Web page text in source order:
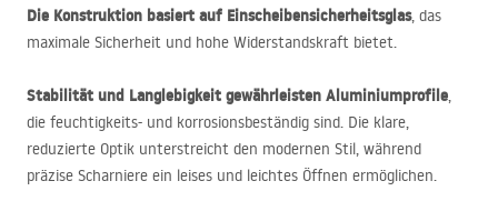
Die Konstruktion basiert auf Einscheibensicherheitsglas, das
maximale Sicherheit und hohe Widerstandskraft bietet.
Stabilität und Langlebigkeit gewährleisten Aluminiumprofile,
die feuchtigkeits- und korrosionsbeständig sind. Die klare,
reduzierte Optik unterstreicht den modernen Stil, während
präzise Scharniere ein leises und leichtes Öffnen ermöglichen.